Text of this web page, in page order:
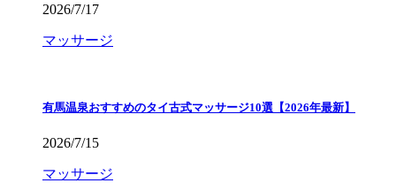
2026/7/17
マッサージ
有馬温泉おすすめのタイ古式マッサージ10選【2026年最新】
2026/7/15
マッサージ